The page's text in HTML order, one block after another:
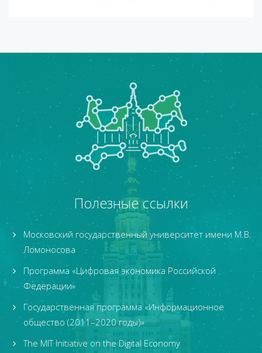
Полезные ссылки
Московский государственный университет имени М.В.
Ломоносова
Программа «Цифровая экономика Российской
Федерации»
Государственная программа «Информационное
общество (2011–2020 годы)»
The MIT Initiative on the Digital Economy